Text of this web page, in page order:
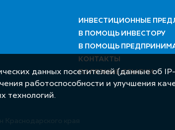
ИНВЕСТИЦИОННЫЕ
В ПОМОЩЬ ИНВЕСТОРУ
В ПОМОЩЬ
КОНТАКТЫ
ПОЛЕЗНЫЕ ССЫЛКИ
края
данных посетителей (данные об
работоспособности и улучшения
технологий.